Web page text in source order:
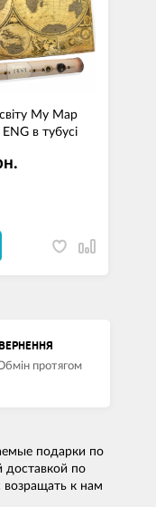
My Map
в тубусі
протягом
подарки по
доставкой по
возращать к нам